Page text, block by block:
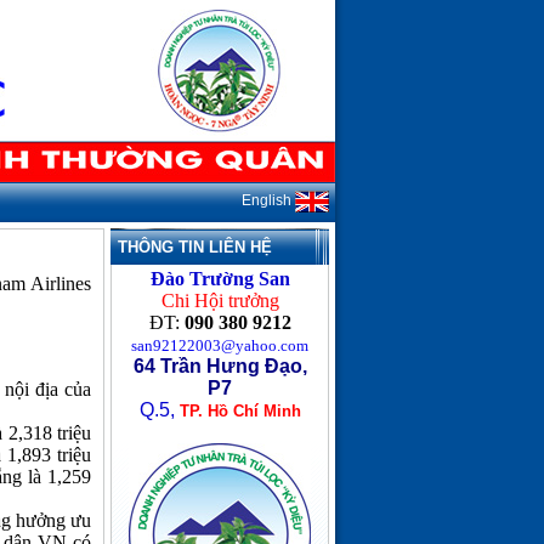
English
Airlines
địa của
triệu
triệu
là 1,259
hưởng ưu
THÔNG TIN LIÊN HỆ
Đào Trường San
Chi Hội trưởng
ĐT: 090 380 9212
san92122003@yahoo.com
64 Trần Hưng Đạo,
P7
Q.5, TP. Hồ Chí Minh